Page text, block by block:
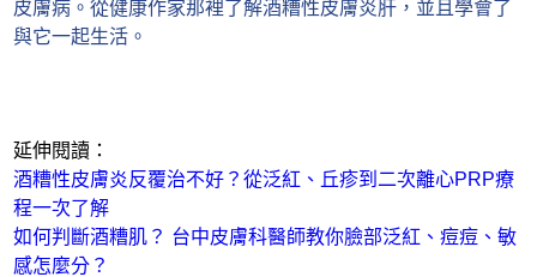
皮膚病。從健康作家那裡了解酒糟性皮膚炎肝，並且學會了
與它一起生活。
延伸閱讀：
酒糟性皮膚炎反覆治不好？從泛紅、丘疹到二次離心PRP療
程一次了解​
如何判斷酒糟肌？ 台中皮膚科醫師教你臉部泛紅、痘痘、敏
感怎麼分？